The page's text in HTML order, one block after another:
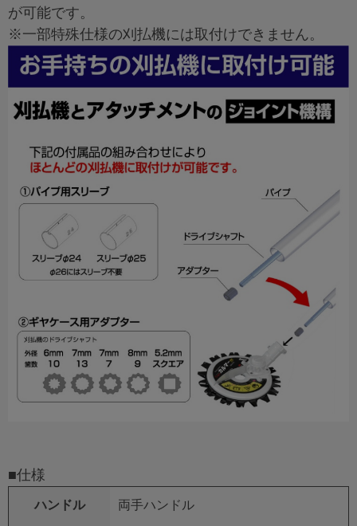
が可能です。
※一部特殊仕様の刈払機には取付けできません。
■仕様
ハンドル 両手ハンドル